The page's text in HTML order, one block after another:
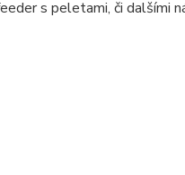
s peletami, či dalšími